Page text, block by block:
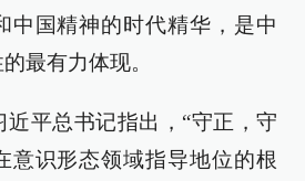
中国精神的时代精华，是中
最有力体现。
近平总书记指出，“守正，守
意识形态领域指导地位的根